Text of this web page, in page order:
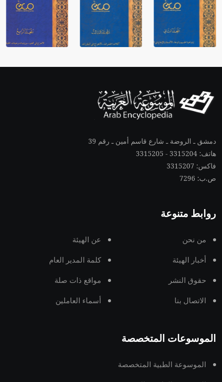
دمشق ـ الروضة ـ شارع قاسم أمين ـ رقم 39
هاتف: 3315204 - 3315205
فاكس: 3315207
ص.ب: 7296
روابط متنوعة
من نحن عن الهيئة
أخبار الهيئة كلمة المدير العام
حقوق النشر مواقع ذات صلة
الاتصال بنا أسماء العاملين
الموسوعات المتخصصة
الموسوعة الطبية المتخصصة